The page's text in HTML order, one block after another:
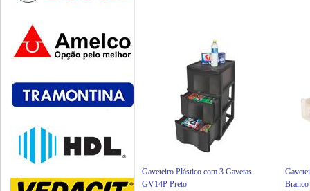
Gaveteiro Plástico com 3 Gavetas
GV14P Preto
Branco